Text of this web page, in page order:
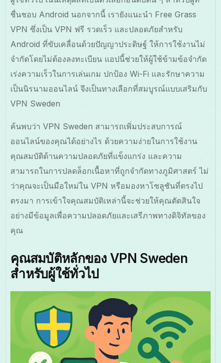
ชื่นชอบ Android นอกจากนี้ เรายังแนะนำ Free Grass
VPN ซึ่งเป็น VPN ฟรี รวดเร็ว และปลอดภัยสำหรับ
Android ที่ขับเคลื่อนด้วยปัญญาประดิษฐ์ ให้การใช้งานไม่
จำกัดโดยไม่ต้องลงทะเบียน แอปนี้ช่วยให้ผู้ใช้ข้ามข้อจำกัด
เร่งความเร็วในการเล่นเกม ปกป้อง Wi-Fi และรักษาความ
เป็นนิรนามออนไลน์ จึงเป็นทางเลือกที่สมบูรณ์แบบเสริมกับ
VPN Sweden
ค้นพบว่า VPN Sweden สามารถเพิ่มประสบการณ์
ออนไลน์ของคุณได้อย่างไร ด้วยความง่ายในการใช้งาน
คุณสมบัติด้านความปลอดภัยที่แข็งแกร่ง และความ
สามารถในการปลดล็อกเนื้อหาที่ถูกจำกัดทางภูมิศาสตร์ ไม่
ว่าคุณจะเป็นมือใหม่ใน VPN หรือมองหาโซลูชันที่ตรงไป
ตรงมา การเข้าใจคุณสมบัติเหล่านี้จะช่วยให้คุณตัดสินใจ
อย่างมีข้อมูลเพื่อความปลอดภัยและเสรีภาพทางดิจิทัลของ
คุณ
คุณสมบัติหลักของ VPN Sweden
สำหรับผู้ใช้ทั่วไป